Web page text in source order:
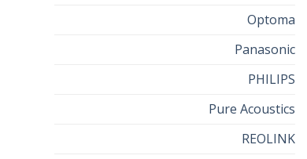
Optoma
Panasonic
PHILIPS
Pure Acoustics
REOLINK